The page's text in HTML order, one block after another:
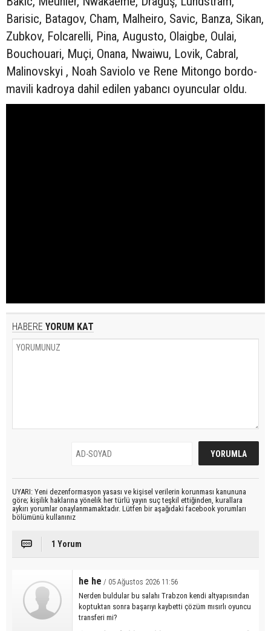
Barisic, Batagov, Cham, Malheiro, Savic, Banza, Sikan,
Zubkov, Folcarelli, Pina, Augusto, Olaigbe, Oulai,
Bouchouari, Muçi, Onana, Nwaiwu, Lovik, Cabral,
Malinovskyi , Noah Saviolo ve Rene Mitongo bordo-
mavili kadroya dahil edilen yabancı oyuncular oldu.
HABERE YORUM KAT
UYARI: Yeni dezenformasyon yasası ve kişisel verilerin korunması kanununa
göre; kişilik haklarına yönelik her türlü yayın suç teşkil ettiğinden, kurallara
aykırı yorumlar onaylanmamaktadır. Lütfen bir aşağıdaki facebook yorumları
bölümünü kullanınız
1 Yorum
he he / 05 Ağustos 2026 11:56
Nerden buldular bu salahı Trabzon kendi altyapısından
koptuktan sonra başarıyı kaybetti çözüm mısırlı oyuncu
transferi mi?